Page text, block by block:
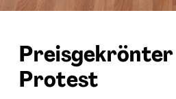
Preisgekrönter
Protest